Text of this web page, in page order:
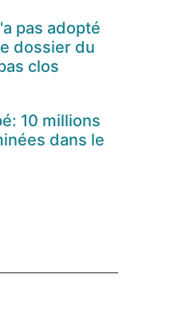
pas adopté
dossier du
clos
10 millions
dans le